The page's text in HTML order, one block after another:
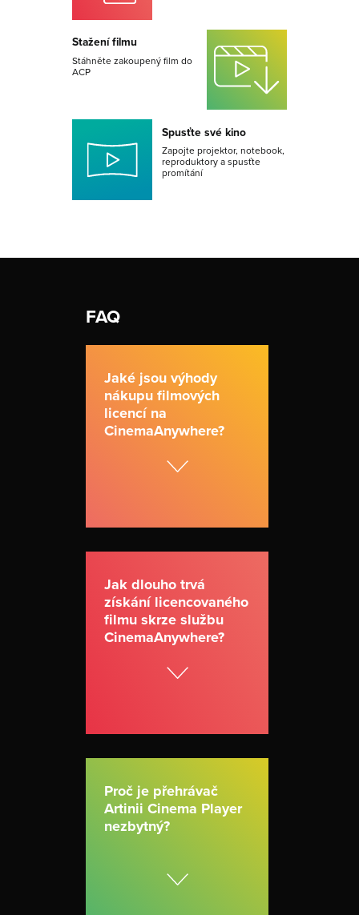
Stažení filmu
Stáhněte zakoupený film do
ACP
Spusťte své kino
Zapojte projektor, notebook,
reproduktory a spusťte
promítání
FAQ
Jaké jsou výhody
nákupu filmových
licencí na
CinemaAnywhere?
Jak dlouho trvá
získání licencovaného
filmu skrze službu
CinemaAnywhere?
Proč je přehrávač
Artinii Cinema Player
nezbytný?